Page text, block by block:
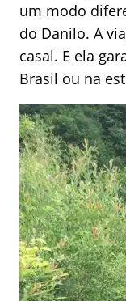
um modo
do Danilo. A
casal. E ela
Brasil ou na